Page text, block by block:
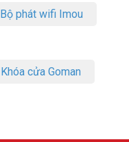
Bộ phát wifi Imou
Khóa cửa Goman